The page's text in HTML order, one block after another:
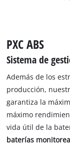
PXC ABS
Sistema de
Además de los
producción,
garantiza la
máximo
vida útil de la
baterías